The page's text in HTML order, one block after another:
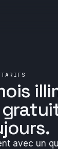
TARIFS
avec un